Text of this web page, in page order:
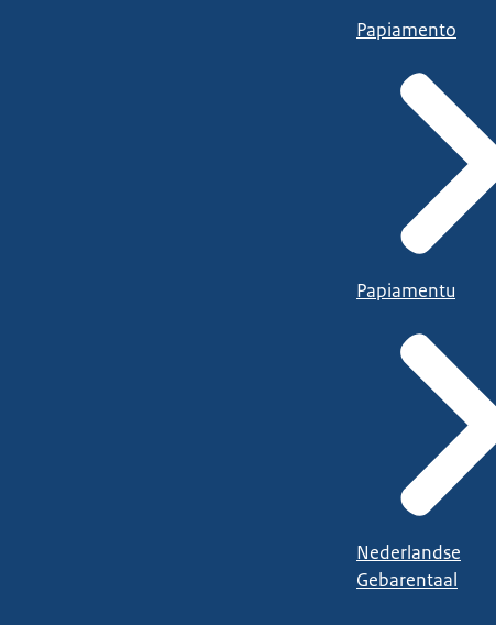
Papiamento
Papiamentu
Nederlandse
Gebarentaal